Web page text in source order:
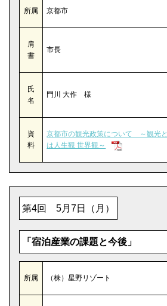
所属 京都市
肩
書
市長
氏
名
門川 大作 様
資
料
京都市の観光政策について ～観光と
は人生観 世界観～
第4回 5月7日（月）
「宿泊産業の課題と今後」
所属 （株）星野リゾート